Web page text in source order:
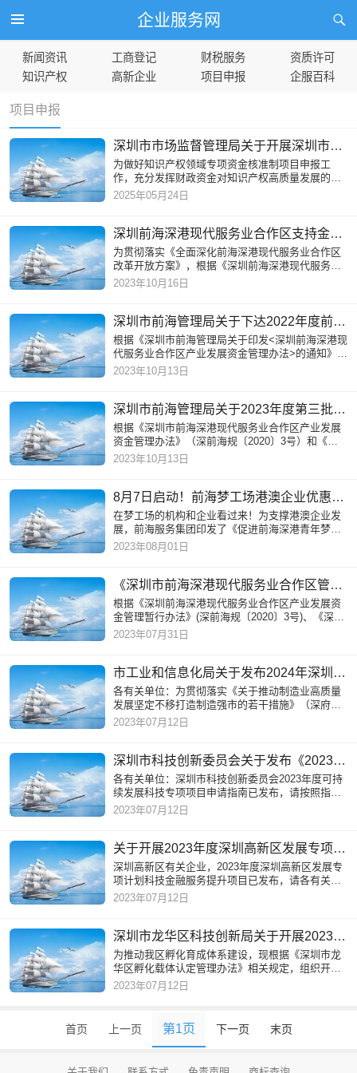
企业服务网
新闻资讯 工商登记 财税服务
资质许可
知识产权
高新企业 项目申报 企服百科
项目申报
深圳市市场监督管理局关于开展深圳市2025年知识产权领域专项资金核准制项目申报工作的通知
为做好知识产权领域专项资金核准制项目申报工
作，充分发挥财政资金对知识产权高质量发展的引
导作用，根据《深圳市市场监督管理局专项资金管
2025年05月24日
深圳前海深港现代服务业合作区支持金融业高质量发展专项资金申报指南（2023年度第二批）
为贯彻落实《全面深化前海深港现代服务业合作区
改革开放方案》，根据《深圳前海深港现代服务业
合作区支持金融业高质量发展专项资金管理办法》
2023年10月16日
深圳市前海管理局关于下达2022年度前海合作区商贸物流产业扶持资金使用计划（贸易物流、航运分项第二批次）的通知
根据《深圳市前海管理局关于印发<深圳前海深港现
代服务业合作区产业发展资金管理办法>的通知》
（深前海规〔2020〕3号）和《深圳市前海管理局
2023年10月13日
深圳市前海管理局关于2023年度第三批招商引资奖励（外资奖励类）专项资金拟发放名单的公示
根据《深圳市前海深港现代服务业合作区产业发展
资金管理办法》（深前海规〔2020〕3号）和《深
圳前海深港现代服务业合作区招商引资奖励暂行办
2023年10月13日
8月7日启动！前海梦工场港澳企业优惠补贴申报指南请收好
在梦工场的机构和企业看过来！为支撑港澳企业发
展，前海服务集团印发了《促进前海深港青年梦工
场园区港澳企业发展优惠方案及实施细则》，如何
2023年08月01日
《深圳市前海深港现代服务业合作区管理局关于支持港澳青年在前海就业创业发展的十二条措施》2023年度申报指南
根据《深圳前海深港现代服务业合作区产业发展资
金管理暂行办法》(深前海规〔2020〕3号)、《深圳
市前海管理局关于印发<深圳市前海深港现代服务业
2023年07月31日
市工业和信息化局关于发布2024年深圳市工业和信息化局企业技术改造项目扶持计划申报指南的通知
各有关单位：为贯彻落实《关于推动制造业高质量
发展坚定不移打造制造强市的若干措施》（深府规
〔2021〕1号）和《深圳市关于应对新冠肺炎疫情
2023年07月12日
深圳市科技创新委员会关于发布《2023年度可持续发展科技专项项目申请指南》的通知
各有关单位：深圳市科技创新委员会2023年度可持
续发展科技专项项目申请指南已发布，请按照指南
要求和形式审查要点自主申报，不得购买、委托代
2023年07月12日
关于开展2023年度深圳高新区发展专项计划科技金融服务提升项目受理的通知
深圳高新区有关企业，2023年度深圳高新区发展专
项计划科技金融服务提升项目已发布，请各有关单
位按照申请指南要求自主申报。现将相关申报事项
2023年07月12日
深圳市龙华区科技创新局关于开展2023年区级孵化载体认定工作的通知
为推动我区孵化育成体系建设，现根据《深圳市龙
华区孵化载体认定管理办法》相关规定，组织开展2
023年区级孵化载体认定工作。受理方式：2023年
2023年07月12日
首页 上一页 第1页 下一页 末页